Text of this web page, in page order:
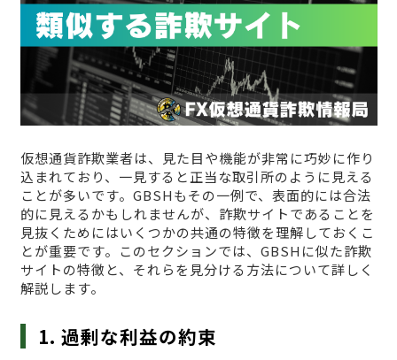
仮想通貨詐欺業者は、見た目や機能が非常に巧妙に作り
込まれており、一見すると正当な取引所のように見える
ことが多いです。GBSHもその一例で、表面的には合法
的に見えるかもしれませんが、詐欺サイトであることを
見抜くためにはいくつかの共通の特徴を理解しておくこ
とが重要です。このセクションでは、GBSHに似た詐欺
サイトの特徴と、それらを見分ける方法について詳しく
解説します。
1. 過剰な利益の約束